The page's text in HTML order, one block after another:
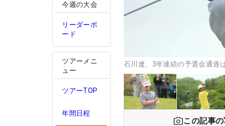
今週の大会
リーダーボ
ード
ツアーメニ
ュー
ツアーTOP
年間日程
石川遼、3年連続の予選会通過
この記事